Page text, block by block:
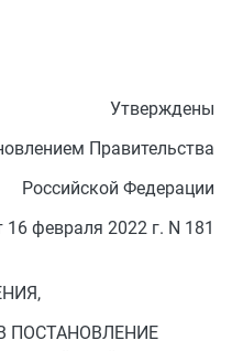
Утверждены
Правительства
Российской Федерации
16 февраля 2022 г. N 181
ПОСТАНОВЛЕНИЕ